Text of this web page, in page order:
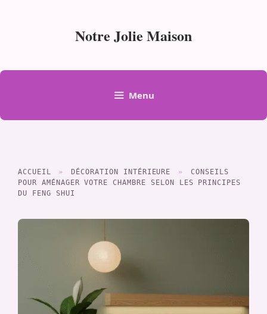
Notre Jolie Maison
Menu
ACCUEIL » DÉCORATION INTÉRIEURE »
CONSEILS
POUR AMÉNAGER VOTRE CHAMBRE SELON LES PRINCIPES
DU FENG SHUI